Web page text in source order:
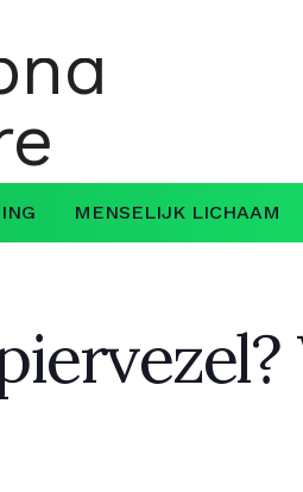
MENSELIJK LICHAAM